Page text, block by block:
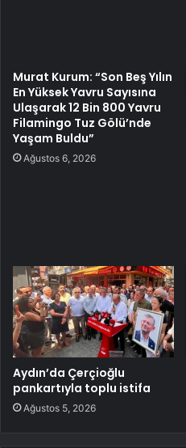
Murat Kurum: “Son Beş Yılın
En Yüksek Yavru Sayısına
Ulaşarak 12 Bin 800 Yavru
Filamingo Tuz Gölü’nde
Yaşam Buldu”
Ağustos 6, 2026
Aydın’da Çerçioğlu
pankartıyla toplu istifa
Ağustos 5, 2026